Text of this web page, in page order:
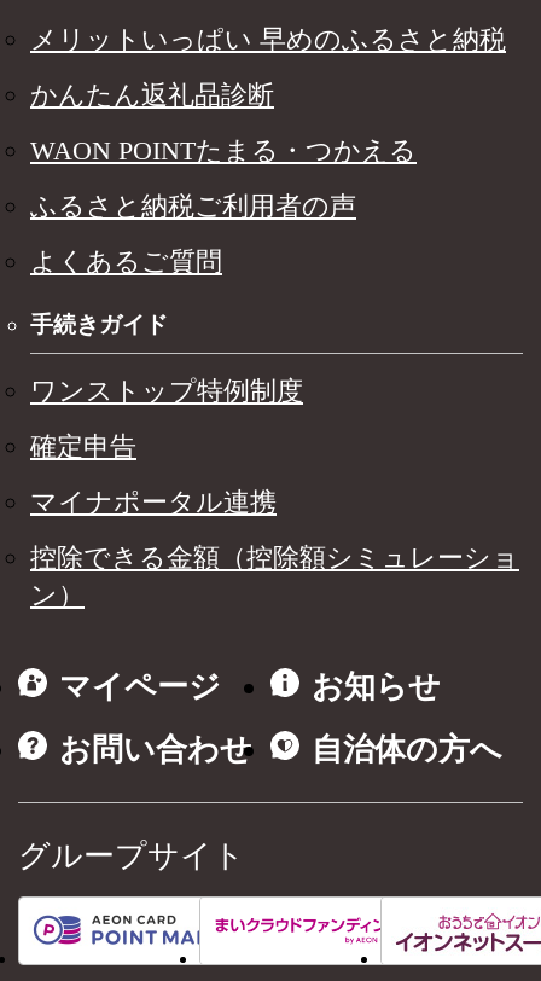
メリットいっぱい 早めのふるさと納税
かんたん返礼品診断
WAON POINTたまる・つかえる
ふるさと納税ご利用者の声
よくあるご質問
手続きガイド
ワンストップ特例制度
確定申告
マイナポータル連携
控除できる金額（控除額シミュレーショ
ン）
マイページ
お知らせ
お問い合わせ
自治体の方へ
グループサイト